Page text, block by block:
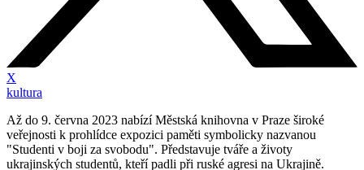
X
kultura
Až do 9. června 2023 nabízí Městská knihovna v Praze široké
veřejnosti k prohlídce expozici paměti symbolicky nazvanou
"Studenti v boji za svobodu". Představuje tváře a životy
ukrajinských studentů, kteří padli při ruské agresi na Ukrajině.